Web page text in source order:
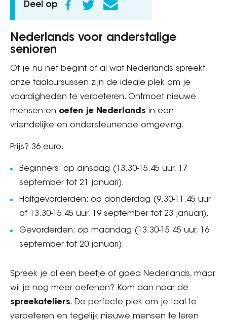
Deel op
Nederlands voor anderstalige
senioren
Of je nu net begint of al wat Nederlands spreekt,
onze taalcursussen zijn de ideale plek om je
vaardigheden te verbeteren. Ontmoet nieuwe
mensen en oefen je Nederlands in een
vriendelijke en ondersteunende omgeving.
Prijs? 36 euro.
Beginners: op dinsdag (13.30-15.45 uur, 17
september tot 21 januari).
Halfgevorderden: op donderdag (9.30-11.45 uur
of 13.30-15.45 uur, 19 september tot 23 januari).
Gevorderden: op maandag (13.30-15.45 uur, 16
september tot 20 januari).
Spreek je al een beetje of goed Nederlands, maar
wil je nog meer oefenen? Kom dan naar de
spreekateliers. De perfecte plek om je taal te
verbeteren en tegelijk nieuwe mensen te leren